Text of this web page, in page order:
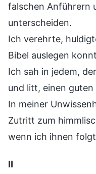
falschen Anführern
unterscheiden.
Ich verehrte,
Bibel auslegen
Ich sah in jedem,
und litt, einen guten
In meiner
Zutritt zum
wenn ich ihnen
Ⅱ